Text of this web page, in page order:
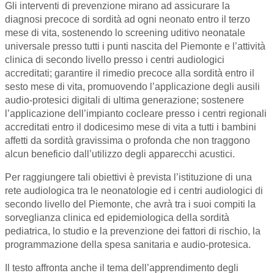
Gli interventi di prevenzione mirano ad assicurare la
diagnosi precoce di sordità ad ogni neonato entro il terzo
mese di vita, sostenendo lo screening uditivo neonatale
universale presso tutti i punti nascita del Piemonte e l’attività
clinica di secondo livello presso i centri audiologici
accreditati; garantire il rimedio precoce alla sordità entro il
sesto mese di vita, promuovendo l’applicazione degli ausili
audio-protesici digitali di ultima generazione; sostenere
l’applicazione dell’impianto cocleare presso i centri regionali
accreditati entro il dodicesimo mese di vita a tutti i bambini
affetti da sordità gravissima o profonda che non traggono
alcun beneficio dall’utilizzo degli apparecchi acustici.
Per raggiungere tali obiettivi è prevista l’istituzione di una
rete audiologica tra le neonatologie ed i centri audiologici di
secondo livello del Piemonte, che avrà tra i suoi compiti la
sorveglianza clinica ed epidemiologica della sordità
pediatrica, lo studio e la prevenzione dei fattori di rischio, la
programmazione della spesa sanitaria e audio-protesica.
Il testo affronta anche il tema dell’apprendimento degli